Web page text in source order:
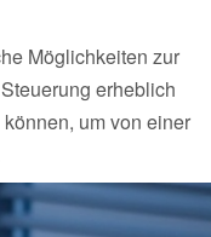
Möglichkeiten zur
erheblich
um von einer